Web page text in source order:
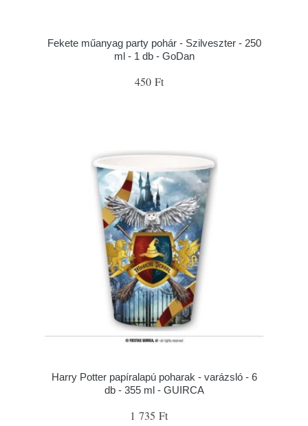
Fekete műanyag party pohár - Szilveszter - 250
ml - 1 db - GoDan
450 Ft
Harry Potter papíralapú poharak - varázsló - 6
db - 355 ml - GUIRCA
1 735 Ft